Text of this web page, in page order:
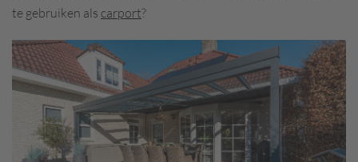
te gebruiken als carport?